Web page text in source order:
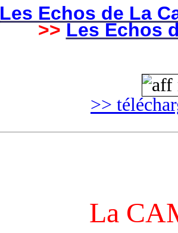
Les Echos de La
>> Les Echos
>>
La